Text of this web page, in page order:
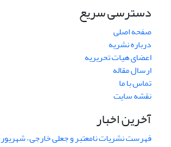
دسترسی سریع
صفحه اصلی
درباره نشریه
اعضای هیات تحریریه
ارسال مقاله
تماس با ما
نقشه سایت
آخرین اخبار
فهرست نشریات نامعتبر و جعلی خارجی – شهریور 1394